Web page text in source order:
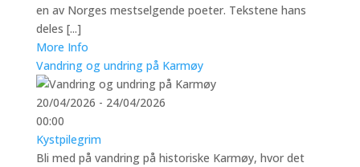
en av Norges mestselgende poeter. Tekstene hans
deles [...]
More Info
Vandring og undring på Karmøy
20/04/2026 - 24/04/2026
00:00
Kystpilegrim
Bli med på vandring på historiske Karmøy, hvor det